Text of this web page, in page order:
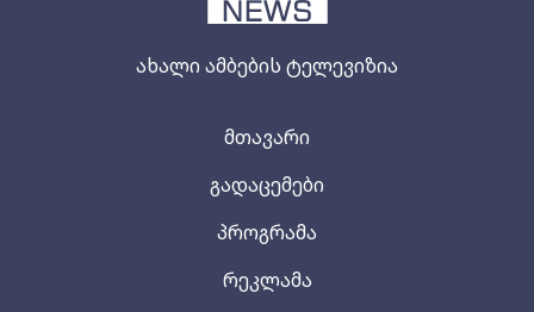
ახალი ამბების ტელევიზია
მთავარი
გადაცემები
პროგრამა
რეკლამა